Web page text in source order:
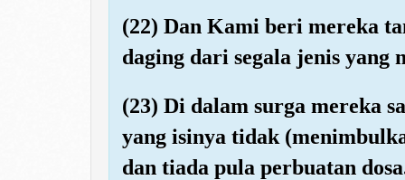
(22) Dan Kami beri mereka
daging dari segala jenis yang
(23) Di dalam surga mereka
yang isinya tidak
dan tiada pula perbuatan